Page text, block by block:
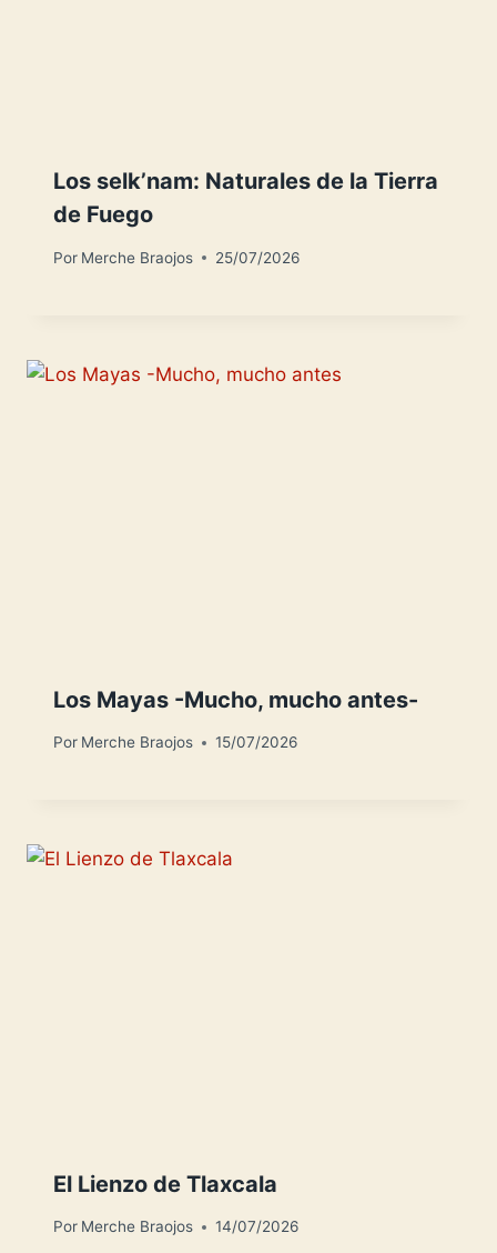
Los selk’nam: Naturales de la Tierra
de Fuego
Por Merche Braojos 25/07/2026
Los Mayas -Mucho, mucho antes-
Por Merche Braojos 15/07/2026
El Lienzo de Tlaxcala
Por Merche Braojos 14/07/2026